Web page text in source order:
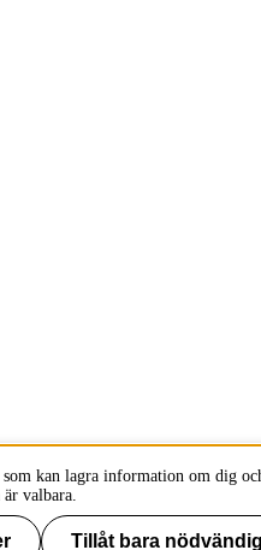
kan lagra information om dig
är valbara.
Tillåt bara